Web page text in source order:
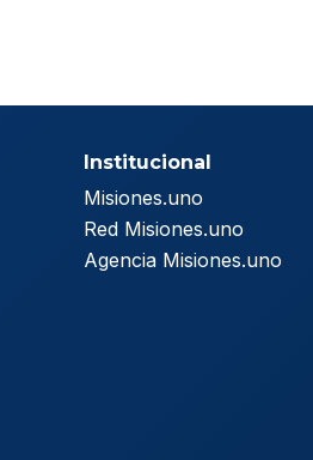
Institucional
Misiones.uno
Red Misiones.uno
Agencia Misiones.uno